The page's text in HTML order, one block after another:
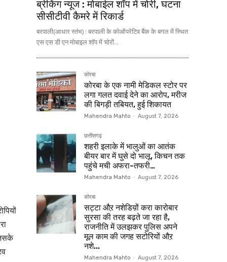
ब्रेकिंग न्यूज : मोबाईल शॉप में चोरी, घटना
सीसीटीवी कैमरे में रिकार्ड
बरपाली(आधार स्तंभ) : बरपाली के कोऑपरेटिव बैंक के बगल में स्थित
एस एस डी एन मोबाइल शॉप में चोरों...
कोरबा
कोरबा के एक नामी मेडिकल स्टोर पर
लगा गलत दवाई देने का आरोप, मरीज
की बिगड़ी तबियत, हुई शिकायत
Mahendra Mahto - August 7, 2026
छत्तीसगढ़
शहरी इलाके में भालुओं का आतंक
बीयर बार में घुसे दो भालू, किचन तक
पहुंचे मची अफरा-तफरी…
Mahendra Mahto - August 7, 2026
कोरबा
सट्टा औऱ नशेडिय़ों करा कारोबार
सुरसा की तरह बढ़ते जा रहा है,
राजनीति में उलझकर पुलिस अपने
मूल काम की जगह सटोरियों औऱ
नशे...
Mahendra Mahto - August 7, 2026